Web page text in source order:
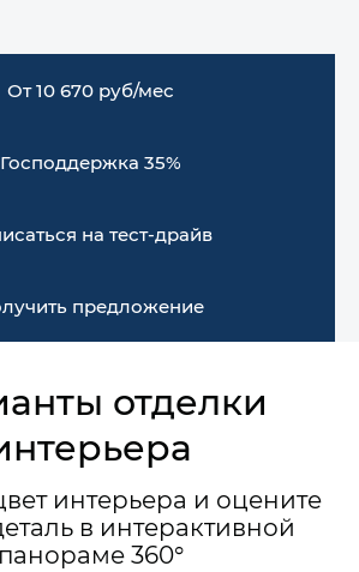
От 10 670 руб/мес
Господдержка 35%
на тест-драйв
предложение
отделки
интерьера и оцените
в интерактивной
панораме 360°